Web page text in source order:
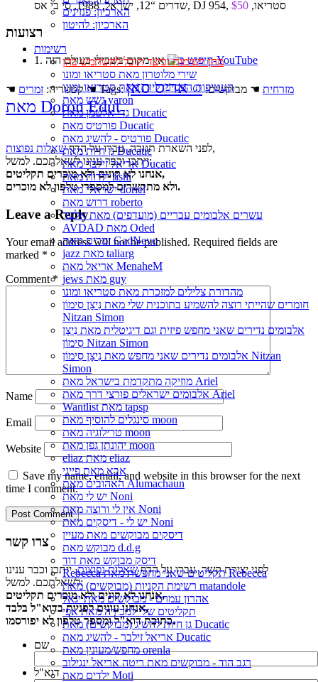
הארכיון: פנזינים
הארכיון: להיטון
רשימות
מהן רשימות וכיצד תוכל להשתמש בהן
שירי מלוטרון מאת סטריאו ומונו
העטיפות הפסיכדליות מאת סטריאו ומונו
גשש מאת yaron
גדי אלטמן מאת Ducatic
פורטיס מאת Ducatic
פורטיס - להשיג מאת Ducatic
גן חיות מאת Ducatic
אריאל זילבר מאת Ducatic
ילדות מאת fishi
ישראלי מאת doriel
דרוש מאת roberto
עשרים אלבומים עבריים (מועדפים) מאת אלעד
AVDAD מאת Oded
זמרים מאת GadNevo
jazz מאת taliarg
אריאל מאת MenaheM
jews מאת guy
מהדורת צלילים למזכרת מאת סטריאו ומונו
חומרים שהייתי רוצה להשמיע בתוכנית שלי מאת נִיצָן סִימוֹן
Nitzan Simon
אלבומים נדירים שאני מחפש פיזית וגם דיגיטלית מאת נִיצָן
סִימוֹן Nitzan Simon
אלבומים נדירים שאני מחפש מאת נִיצָן סִימוֹן Nitzan
Simon
מוזיקה מתקדמת בישראל מאת Ariel
אלבומים ישראלים פורצי דרך מאת Ariel
Wantlist מאת tapsp
סינגלים להוסיף מאת moon
טרילוגיה מאת moon
יהונתן גפן מאת moon
eliaz מאת eliaz
אבא מאת פייגי
האהובים מאת Alumachaun
יש לי מאת Noni
אין לי ורוצה מאת Noni
יש לי - דיסקים מאת Noni
דיסקים מבוקשים מאת מעיין
מבוקש מאת d.d.g
דיסק מבוקש מאת דוד
Rebecca תקליטים שאני מחפשת מאת Rebecca
רשימת הקניות (מבוקשים) מאת matandole
אהרון עמרם - מבוקשים מאת יגאל
תקליטים שלי למכירה מאת אפי
גן חיות להשיג (מבוקשים) מאת Ducatic
אריאל זילבר - להשיג מאת Ducatic
מחפש/מעונין מאת orenla
רגב הוד - מבוקשים מאת ריטה אריאל ינגילוב
ילדים מאת Moti
שדרים “12, ישראל, 1988, סי בי אס, DJ 954, סטריאו, $50
רצועות
1. אין מקום בשבילי בעולם הזה
☚ קטגוריה: זמרים ☚ Tags: מזרחית ☚ מבוקשים:○אריס סאן
מאת Doron Edut
לפני השארת תגובה, עברו על הדףשאלות נפוצות
,
ייתכן וכבר ענינו לשאלתכם. למשל:
אנחנו לא קונים ולא מוכרים תקליטים,
ולא מתקשרים למספרי טלפון לא מוכרים.
Leave a Reply
Your email address will not be published. Required fields are
marked *
Comment*
Name
Email
Website
Save my name, email, and website in this browser for the next
time I comment.
צרו קשר
לפני יצירת קשר, עברו על הדףשאלות נפוצות, ייתכן וכבר ענינו
לשאלתכם. למשל:
אנחנו לא קונים ולא מוכרים תקליטים,
אנחנו עונים לפניות בדוא"ל בלבד,
כתובת דוא"ל ומספר טלפון לא יפורסמו.
שם
דוא"ל